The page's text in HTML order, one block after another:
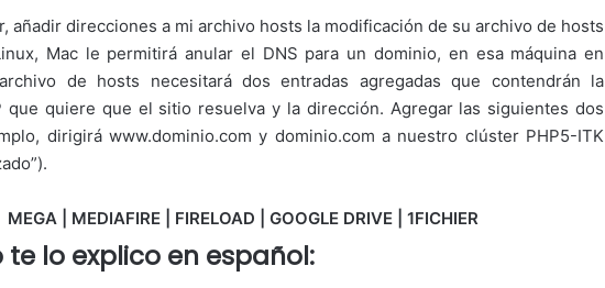
añadir direcciones a mi archivo hosts la modificación de su archivo de hosts
Mac le permitirá anular el DNS para un dominio, en esa máquina en
de hosts necesitará dos entradas agregadas que contendrán la
que quiere que el sitio resuelva y la dirección. Agregar las siguientes dos
dirigirá www.dominio.com y dominio.com a nuestro clúster PHP5-ITK
MEGA | MEDIAFIRE | FIRELOAD | GOOGLE DRIVE | 1FICHIER
te lo explico en español: